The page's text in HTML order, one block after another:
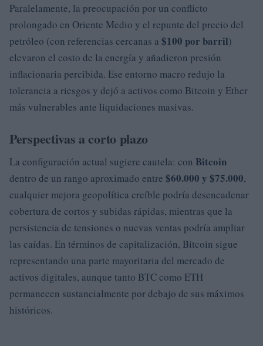
Paralelamente, la preocupación por un conflicto
prolongado en Oriente Medio y el repunte del precio del
petróleo (con referencias cercanas a $100 por barril)
elevaron el costo de la energía y añadieron presión
inflacionaria percibida. Ese entorno macro redujo la
tolerancia a riesgos y dejó a activos como Bitcoin y Ether
más vulnerables ante liquidaciones masivas.
Perspectivas a corto plazo
La configuración actual sugiere cautela: con Bitcoin
dentro de un rango aproximado entre $60.000 y $75.000,
cualquier mejora geopolítica creíble podría desencadenar
cobertura de cortos y subidas rápidas, mientras que la
persistencia de tensiones o nuevas ventas podría ampliar
las caídas. En términos de capitalización, Bitcoin sigue
representando una parte mayoritaria del mercado de
activos digitales, aunque tanto BTC como ETH
permanecen sustancialmente por debajo de sus máximos
históricos.